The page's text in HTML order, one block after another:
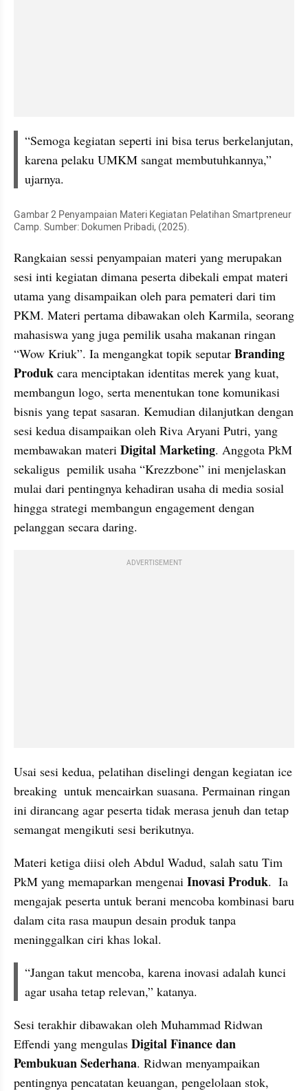
“Semoga kegiatan seperti ini bisa terus berkelanjutan,
karena pelaku UMKM sangat membutuhkannya,”
ujarnya.
Gambar 2 Penyampaian Materi Kegiatan Pelatihan Smartpreneur
Camp. Sumber: Dokumen Pribadi, (2025).
Rangkaian sessi penyampaian materi yang merupakan
sesi inti kegiatan dimana peserta dibekali empat materi
utama yang disampaikan oleh para pemateri dari tim
PKM. Materi pertama dibawakan oleh Karmila, seorang
mahasiswa yang juga pemilik usaha makanan ringan
“Wow Kriuk”. Ia mengangkat topik seputar Branding
Produk cara menciptakan identitas merek yang kuat,
membangun logo, serta menentukan tone komunikasi
bisnis yang tepat sasaran. Kemudian dilanjutkan dengan
sesi kedua disampaikan oleh Riva Aryani Putri, yang
membawakan materi Digital Marketing. Anggota PkM
sekaligus  pemilik usaha “Krezzbone” ini menjelaskan
mulai dari pentingnya kehadiran usaha di media sosial
hingga strategi membangun engagement dengan
pelanggan secara daring.
ADVERTISEMENT
Usai sesi kedua, pelatihan diselingi dengan kegiatan ice
breaking  untuk mencairkan suasana. Permainan ringan
ini dirancang agar peserta tidak merasa jenuh dan tetap
semangat mengikuti sesi berikutnya.
Materi ketiga diisi oleh Abdul Wadud, salah satu Tim
PkM yang memaparkan mengenai Inovasi Produk.  Ia
mengajak peserta untuk berani mencoba kombinasi baru
dalam cita rasa maupun desain produk tanpa
meninggalkan ciri khas lokal.
“Jangan takut mencoba, karena inovasi adalah kunci
agar usaha tetap relevan,” katanya.
Sesi terakhir dibawakan oleh Muhammad Ridwan
Effendi yang mengulas Digital Finance dan
Pembukuan Sederhana. Ridwan menyampaikan
pentingnya pencatatan keuangan, pengelolaan stok,